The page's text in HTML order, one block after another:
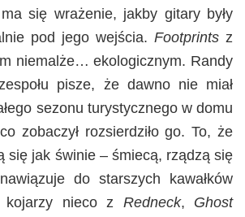
ma się wrażenie, jakby gitary były
pod jego wejścia. Footprints z
niemalże… ekologicznym. Randy
pisze, że dawno nie miał
sezonu turystycznego w domu
zobaczył rozsierdziło go. To, że
się jak świnie – śmiecą, rządzą się
do starszych kawałków
nieco z Redneck, Ghost